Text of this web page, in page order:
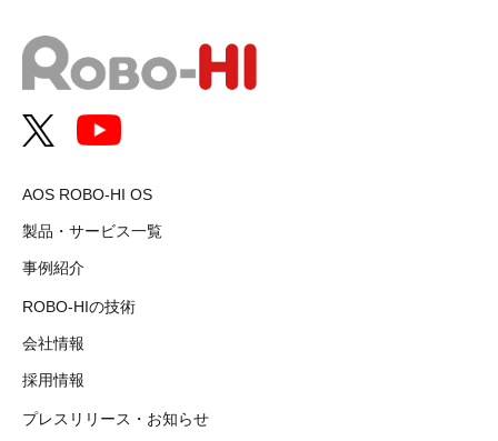
AOS ROBO-HI OS
製品・サービス一覧
事例紹介
ROBO-HIの技術
会社情報
採用情報
プレスリリース・お知らせ